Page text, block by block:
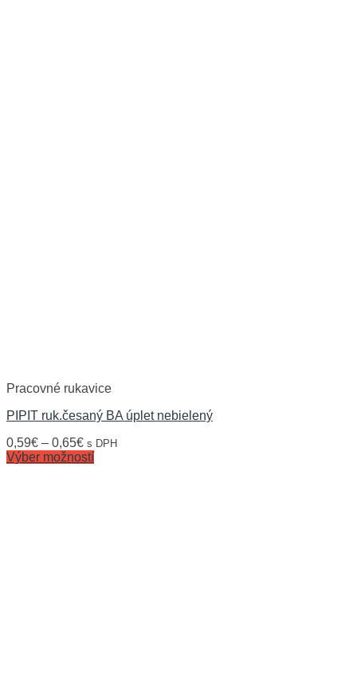
Pracovné rukavice
PIPIT ruk.česaný BA úplet nebielený
0,59€ – 0,65€ s DPH
Výber možností